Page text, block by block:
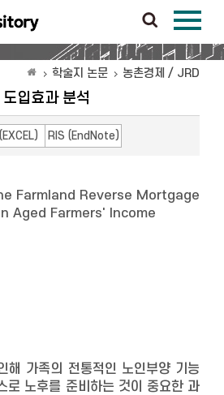
학술지 논문 농촌경제 / JRD
입효과 분석
RIS (EndNote)
Farmland Reverse Mortgage
Aged Farmers' Income
해 가족의 전통적인 노인부양 기능
로 노후를 준비하는 것이 중요한 과